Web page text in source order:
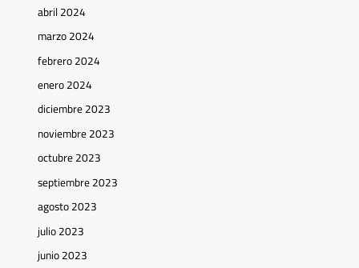
abril 2024
marzo 2024
febrero 2024
enero 2024
diciembre 2023
noviembre 2023
octubre 2023
septiembre 2023
agosto 2023
julio 2023
junio 2023